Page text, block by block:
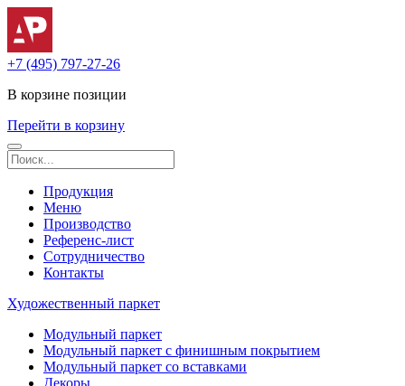
+7 (495) 797-27-26
В корзине позиции
Перейти в корзину
Продукция
Меню
Производство
Референс-лист
Сотрудничество
Контакты
Художественный паркет
Модульный паркет
Модульный паркет с финишным покрытием
Модульный паркет со вставками
Декоры